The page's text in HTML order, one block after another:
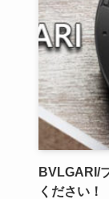
BVLGARI/
ください！